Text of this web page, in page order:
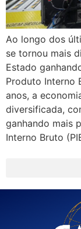
Ao longo dos
se tornou mais
Estado
Produto Interno
anos, a
diversificada,
ganhando mais
Interno Bruto